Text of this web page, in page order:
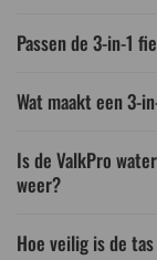
Passen de 3-in-1
Wat maakt een 3-
Is de ValkPro
weer?
Hoe veilig is de